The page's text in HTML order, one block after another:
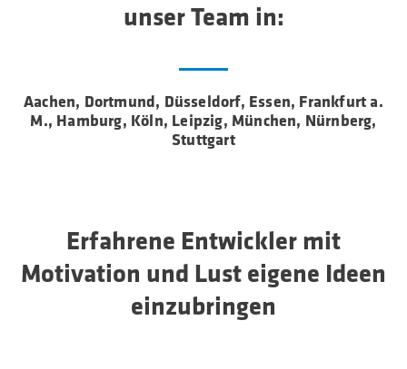
unser Team in:
Aachen, Dortmund, Düsseldorf, Essen, Frankfurt a.
M., Hamburg, Köln, Leipzig, München, Nürnberg,
Stuttgart
Erfahrene Entwickler mit
Motivation und Lust eigene Ideen
einzubringen